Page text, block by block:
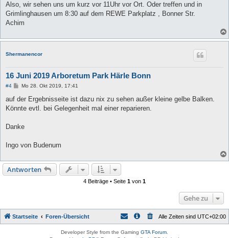
Also, wir sehen uns um kurz vor 11Uhr vor Ort. Oder treffen und in
Grimlinghausen um 8:30 auf dem REWE Parkplatz , Bonner Str.
Achim
Shermanencor
16 Juni 2019 Arboretum Park Härle Bonn
#4
B
i
r
Mo 28. Okt 2019, 17:41
auf der Ergebnisseite ist dazu nix zu sehen außer kleine gelbe Balken.
Könnte evtl. bei Gelegenheit mal einer reparieren.
Danke
Ingo von Budenum
Antworten
4 Beiträge • Seite 1 von 1
Gehe zu
Startseite Foren-Übersicht Alle Zeiten sind UTC+02:00
Developer Style from the Gaming GTA Forum